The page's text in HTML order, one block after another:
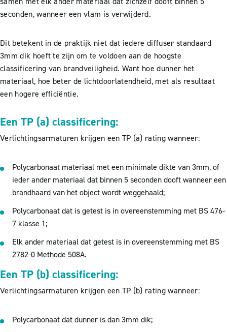
seconden, wanneer een vlam is verwijderd.
Dit betekent in de praktijk niet dat iedere diffuser standaard
3mm dik hoeft te zijn om te voldoen aan de hoogste
classificering van brandveiligheid. Want hoe dunner het
materiaal, hoe beter de lichtdoorlatendheid, met als resultaat
een hogere efficiëntie.
Een TP (a) classificering:
Verlichtingsarmaturen krijgen een TP (a) rating wanneer:
Polycarbonaat materiaal met een minimale dikte van 3mm, of
ieder ander materiaal dat binnen 5 seconden dooft wanneer een
brandhaard van het object wordt weggehaald;
Polycarbonaat dat is getest is in overeenstemming met BS 476-
7 klasse 1;
Elk ander materiaal dat getest is in overeenstemming met BS
2782-0 Methode 508A.
Een TP (b) classificering:
Verlichtingsarmaturen krijgen een TP (b) rating wanneer:
Polycarbonaat dat dunner is dan 3mm dik;